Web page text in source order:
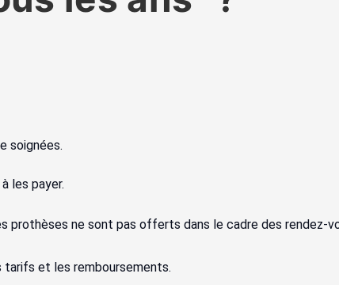
soignées.
les payer.
ne sont pas offerts dans le cadre des rendez-
et les remboursements.